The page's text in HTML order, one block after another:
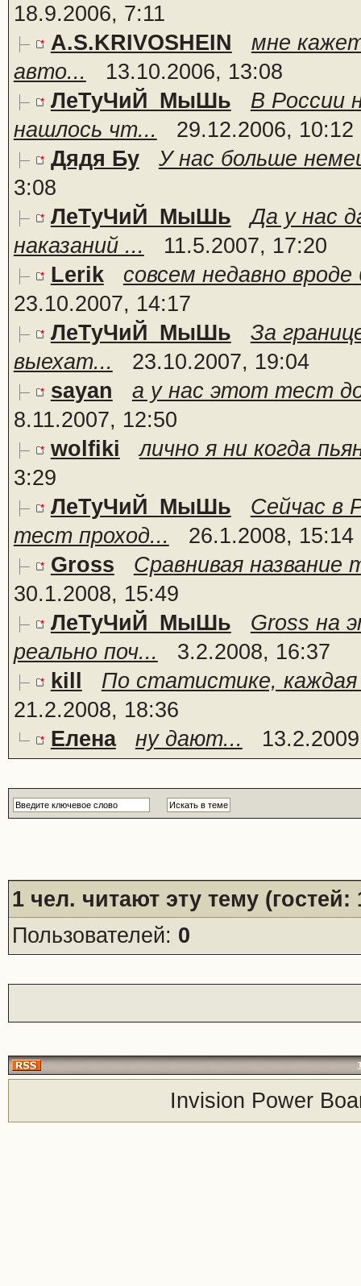
18.9.2006, 7:11
A.S.KRIVOSHEIN
мне
авто...
13.10.2006, 13:08
ЛеТуЧиЙ_МыШь
В России
нашлось чт...
29.12.2006, 10:12
Дядя Бу
У нас больше
3:08
ЛеТуЧиЙ_МыШь
Да у нас
наказаний ...
11.5.2007, 17:20
Lerik
совсем недавно
23.10.2007, 14:17
ЛеТуЧиЙ_МыШь
За
выехат...
23.10.2007, 19:04
sayan
а у нас этот тест
8.11.2007, 12:50
wolfiki
лично я ни когда
3:29
ЛеТуЧиЙ_МыШь
Сейчас в
тест проход...
26.1.2008, 15:14
Gross
Сравнивая
30.1.2008, 15:49
ЛеТуЧиЙ_МыШь
Gross на
реально поч...
3.2.2008, 16:37
kill
По статистике, каждая
21.2.2008, 18:36
Елена
ну дают...
1чел. читают эту тему
Пользователей: 0
Invision Power